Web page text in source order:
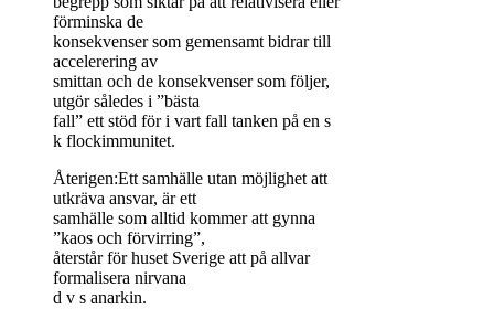
förminska de
konsekvenser som gemensamt bidrar till
accelerering av
smittan och de konsekvenser som följer,
utgör således i ”bästa
fall” ett stöd för i vart fall tanken på en s
k flockimmunitet.
Återigen:Ett samhälle utan möjlighet att
utkräva ansvar, är ett
samhälle som alltid kommer att gynna
”kaos och förvirring”,
återstår för huset Sverige att på allvar
formalisera nirvana
d v s anarkin.